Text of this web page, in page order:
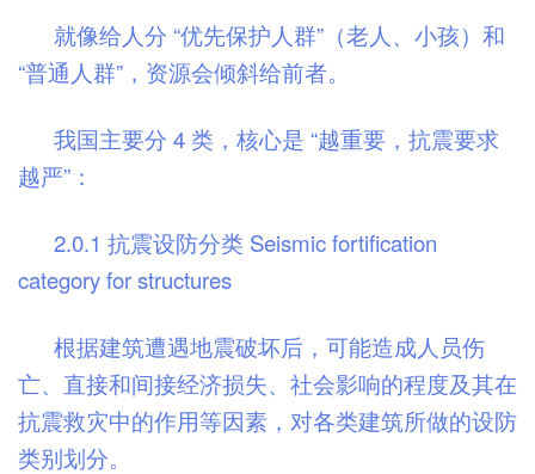
就像给人分 “优先保护人群”（老人、小孩）和
“普通人群”，资源会倾斜给前者。
我国主要分 4 类，核心是 “越重要，抗震要求
越严”：
2.0.1 抗震设防分类 Seismic fortification
category for structures
根据建筑遭遇地震破坏后，可能造成人员伤
亡、直接和间接经济损失、社会影响的程度及其在
抗震救灾中的作用等因素，对各类建筑所做的设防
类别划分。